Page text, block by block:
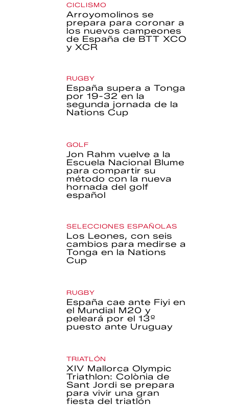
CICLISMO
Arroyomolinos se
prepara para coronar a
los nuevos campeones
de España de BTT XCO
y XCR
RUGBY
España supera a Tonga
por 19-32 en la
segunda jornada de la
Nations Cup
GOLF
Jon Rahm vuelve a la
Escuela Nacional Blume
para compartir su
método con la nueva
hornada del golf
español
SELECCIONES ESPAÑOLAS
Los Leones, con seis
cambios para medirse a
Tonga en la Nations
Cup
RUGBY
España cae ante Fiyi en
el Mundial M20 y
peleará por el 13º
puesto ante Uruguay
TRIATLÓN
XIV Mallorca Olympic
Triathlon: Colònia de
Sant Jordi se prepara
para vivir una gran
fiesta del triatlón